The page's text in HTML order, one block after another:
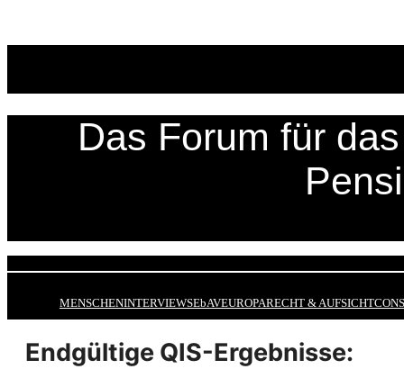
Das Forum für
MENSCHENINTERVIEWSEbAVEUROPARECHT & AUFSICHT
Endgültige QIS-Ergebnisse: